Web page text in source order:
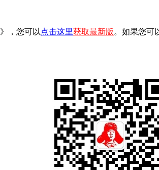
》，您可以 点击这里获取最新版 。如果您可